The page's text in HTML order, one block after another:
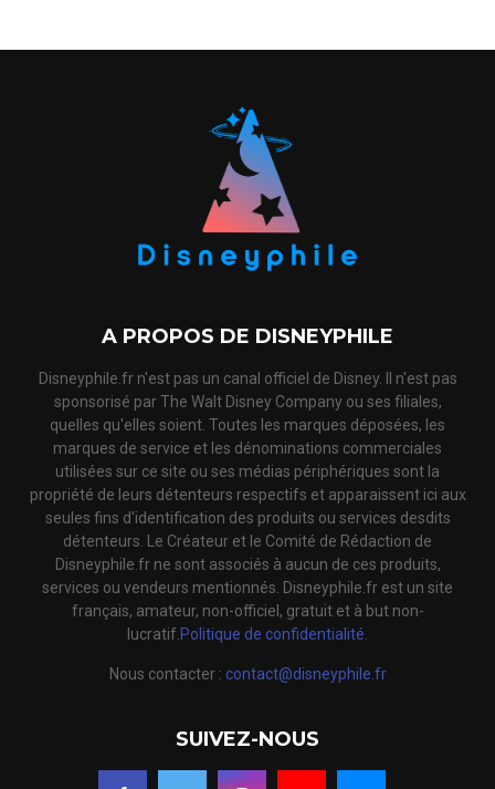
A PROPOS DE DISNEYPHILE
Disneyphile.fr n'est pas un canal officiel de Disney. Il n'est pas
sponsorisé par The Walt Disney Company ou ses filiales,
quelles qu'elles soient. Toutes les marques déposées, les
marques de service et les dénominations commerciales
utilisées sur ce site ou ses médias périphériques sont la
propriété de leurs détenteurs respectifs et apparaissent ici aux
seules fins d'identification des produits ou services desdits
détenteurs. Le Créateur et le Comité de Rédaction de
Disneyphile.fr ne sont associés à aucun de ces produits,
services ou vendeurs mentionnés. Disneyphile.fr est un site
français, amateur, non-officiel, gratuit et à but non-
lucratif.Politique de confidentialité.
Nous contacter : contact@disneyphile.fr
SUIVEZ-NOUS